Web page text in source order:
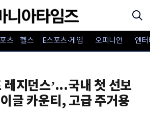
츠 헬스 E스포츠·게임 오피니언 엔
레지던스’...국내 첫 선보
글 카운티, 고급 주거용